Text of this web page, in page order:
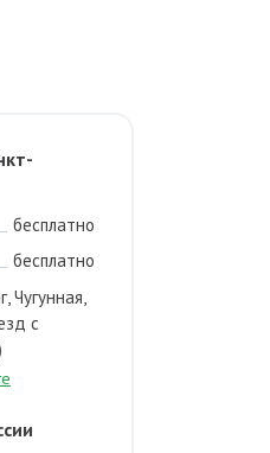
бесплатно
бесплатно
Чугунная,
с